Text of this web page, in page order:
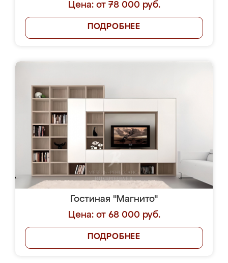
Цена: от 78 000 руб.
ПОДРОБНЕЕ
Гостиная "Магнито"
Цена: от 68 000 руб.
ПОДРОБНЕЕ